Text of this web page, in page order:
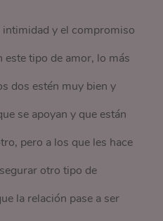
y el compromiso
este tipo de amor, lo más
dos estén muy bien y
se apoyan y que están
pero a los que les hace
otro tipo de
la relación pase a ser